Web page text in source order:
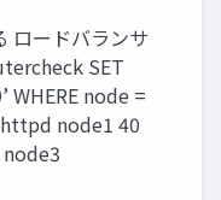
ロードバランサ
SET
WHERE node =
node1 40